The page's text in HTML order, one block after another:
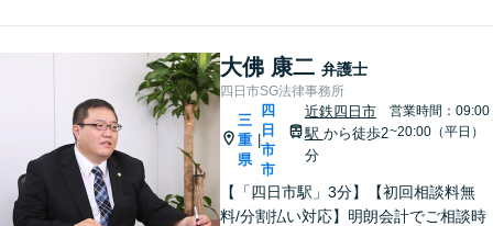
大佛 康二 弁護士
四日市SG法律事務所
三
重
県
四
日
市
市
近鉄四日市
駅 から徒歩2
分
営業時間：09:00
~20:00（平日）
【「四日市駅」3分】【初回相談料無
料/分割払い対応】明朗会計でご相談時